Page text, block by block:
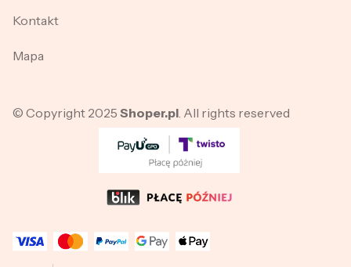
Kontakt
Mapa
© Copyright 2025 Shoper.pl. All rights reserved